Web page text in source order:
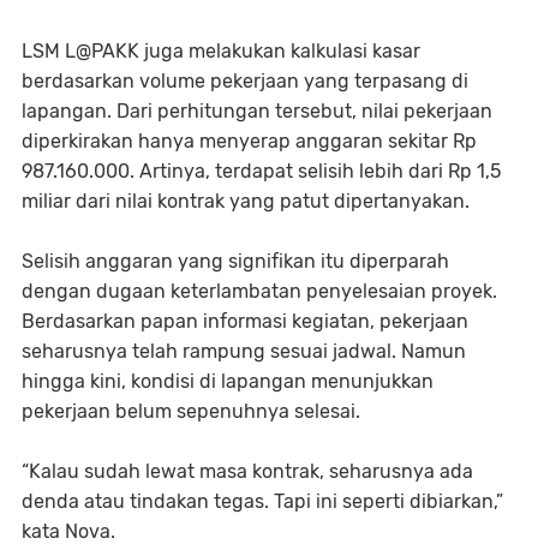
LSM L@PAKK juga melakukan kalkulasi kasar
berdasarkan volume pekerjaan yang terpasang di
lapangan. Dari perhitungan tersebut, nilai pekerjaan
diperkirakan hanya menyerap anggaran sekitar Rp
987.160.000. Artinya, terdapat selisih lebih dari Rp 1,5
miliar dari nilai kontrak yang patut dipertanyakan.
Selisih anggaran yang signifikan itu diperparah
dengan dugaan keterlambatan penyelesaian proyek.
Berdasarkan papan informasi kegiatan, pekerjaan
seharusnya telah rampung sesuai jadwal. Namun
hingga kini, kondisi di lapangan menunjukkan
pekerjaan belum sepenuhnya selesai.
“Kalau sudah lewat masa kontrak, seharusnya ada
denda atau tindakan tegas. Tapi ini seperti dibiarkan,”
kata Nova.